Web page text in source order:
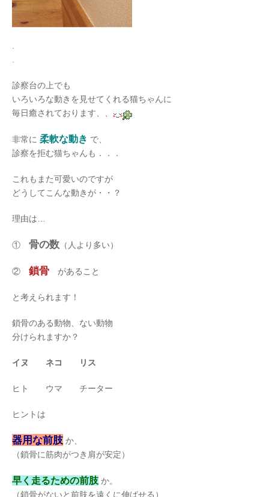
.
.
診察台の上でも
いろいろな動きを見せてくれる猫ちゃんに
毎日癒されております、、
非常に 柔軟な動き で、
診察を拒む猫ちゃんも．．．
これもまた可愛いのですが
どうしてこんな動きが・・？
理由は…
① 骨の数 （人より多い）
② 鎖骨 があること
と考えられます！
鎖骨のある動物、ない動物
分けられますか？
イヌ ネコ リス
ヒト ウマ チーター
ヒントは
器用な前肢 か、
（鎖骨に筋肉がつき肩が安定）
早く走るための前肢 か。
（鎖骨がないと前肢を遠くに伸ばせる）